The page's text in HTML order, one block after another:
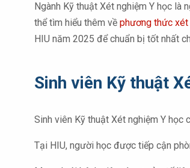
Ngành Kỹ thuật Xét nghiệm Y học là
thể tìm hiểu thêm về phương thức
HIU năm 2025 để chuẩn bị tốt nhất
Sinh viên Kỹ thuật
Sinh viên Kỹ thuật Xét nghiệm Y học
Tại HIU, người học được tiếp cận